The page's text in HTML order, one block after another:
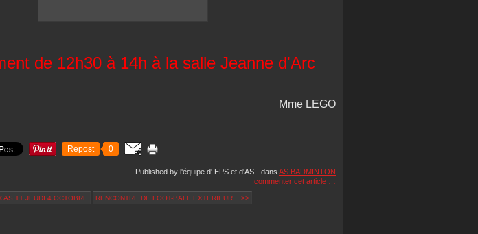
de 12h30 à 14h à la salle Jeanne d'Arc
Mme LEGO
Repost 0
Published by l'équipe d' EPS et d'AS - dans AS BADMINTON
commenter cet article
AS TT JEUDI 4 OCTOBRE RENCONTRE DE FOOT-BALL EXTERIEUR... >>